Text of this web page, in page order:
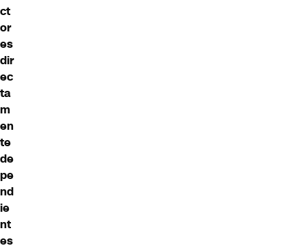
ct
or
es
dir
ec
ta
m
en
te
de
pe
nd
ie
nt
es